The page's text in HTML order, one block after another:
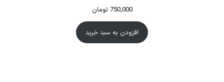
750,000 تومان
افزودن به سبد خرید